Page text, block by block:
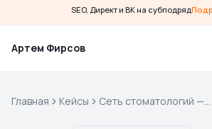
SEO, Директ и ВК на субподряд
Артем Фирсов
Главная Кейсы
Сеть стоматологий —